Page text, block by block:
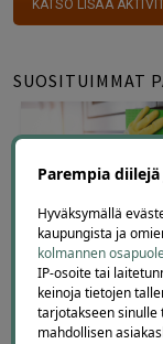
KATSO LISÄÄ
SUOSITUIMMAT
2-5 h
Tampere – koti-
loppusiivous |
Omar Driver
Parempia
Hyväksymällä
kaupungista ja
kolmannen
IP-osoite tai
keinoja tietojen
tarjotakseen sinulle
mahdollisen